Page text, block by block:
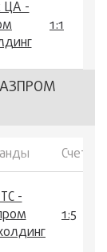
ЦА -
1:1
Счет
-
1:5